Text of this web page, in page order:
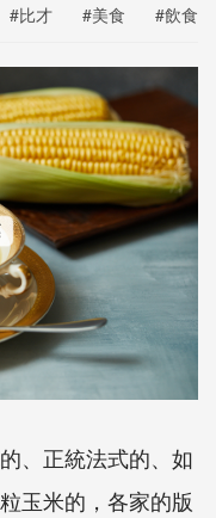
#比才 #美食 #飲食
、正統法式的、如
玉米的，各家的版